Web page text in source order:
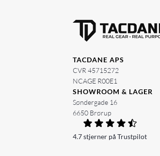
TACDANE APS
CVR 45715272
NCAGE R00E1
SHOWROOM & LAGER
Søndergade 16
6650 Brørup
4.7 stjerner på Trustpilot